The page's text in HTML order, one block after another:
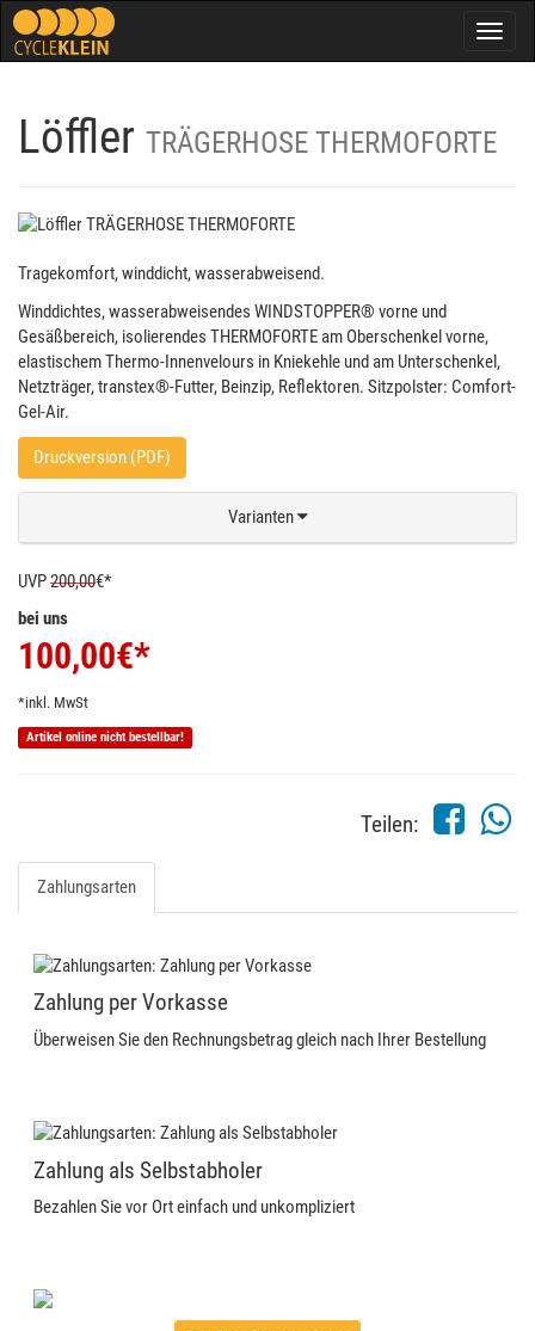
Löffler TRÄGERHOSE THERMOFORTE
Tragekomfort, winddicht, wasserabweisend.
Winddichtes, wasserabweisendes WINDSTOPPER® vorne und
Gesäßbereich, isolierendes THERMOFORTE am Oberschenkel vorne,
elastischem Thermo-Innenvelours in Kniekehle und am Unterschenkel,
Netzträger, transtex®-Futter, Beinzip, Reflektoren. Sitzpolster: Comfort-
Gel-Air.
Druckversion (PDF)
Varianten
UVP200,00€*
bei uns
100,00€*
*inkl. MwSt
Artikel online nicht bestellbar!
Teilen:
Zahlungsarten
Zahlung per Vorkasse
Überweisen Sie den Rechnungsbetrag gleich nach Ihrer Bestellung
Zahlung als Selbstabholer
Bezahlen Sie vor Ort einfach und unkompliziert